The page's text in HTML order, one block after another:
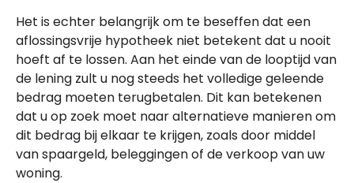
Het is echter belangrijk om te beseffen dat een
aflossingsvrije hypotheek niet betekent dat u nooit
hoeft af te lossen. Aan het einde van de looptijd van
de lening zult u nog steeds het volledige geleende
bedrag moeten terugbetalen. Dit kan betekenen
dat u op zoek moet naar alternatieve manieren om
dit bedrag bij elkaar te krijgen, zoals door middel
van spaargeld, beleggingen of de verkoop van uw
woning.